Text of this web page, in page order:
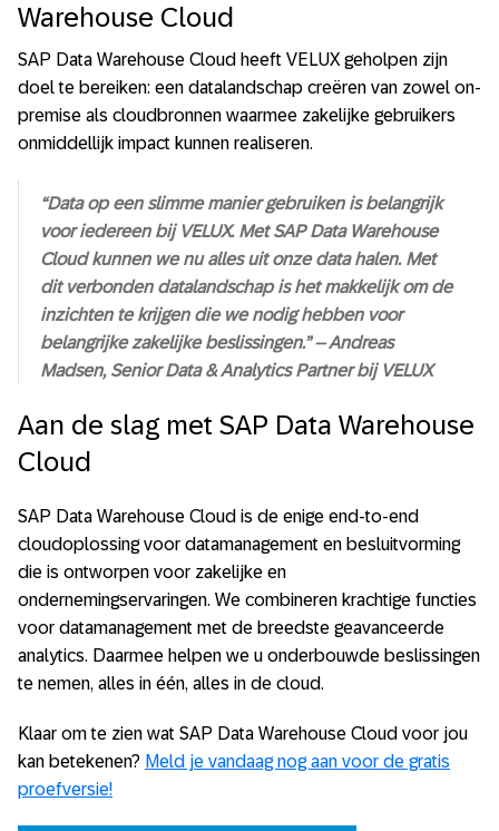
Warehouse Cloud
SAP Data Warehouse Cloud heeft VELUX geholpen zijn
doel te bereiken: een datalandschap creëren van zowel on-
premise als cloudbronnen waarmee zakelijke gebruikers
onmiddellijk impact kunnen realiseren.
“Data op een slimme manier gebruiken is belangrijk
voor iedereen bij VELUX. Met SAP Data Warehouse
Cloud kunnen we nu alles uit onze data halen. Met
dit verbonden datalandschap is het makkelijk om de
inzichten te krijgen die we nodig hebben voor
belangrijke zakelijke beslissingen.”– Andreas
Madsen, Senior Data & Analytics Partner bij VELUX
Aan de slag met SAP Data Warehouse
Cloud
SAP Data Warehouse Cloud is de enige end-to-end
cloudoplossing voor datamanagement en besluitvorming
die is ontworpen voor zakelijke en
ondernemingservaringen.​ We combineren krachtige functies
voor datamanagement met de breedste geavanceerde
analytics. Daarmee helpen we u onderbouwde beslissingen
te nemen, alles in één, alles in de cloud. ​
Klaar om te zien wat SAP Data Warehouse Cloud voor jou
kan betekenen? Meld je vandaag nog aan voor de gratis
proefversie!